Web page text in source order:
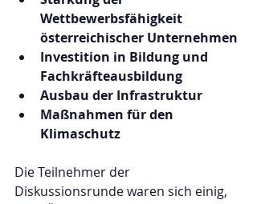
Wettbewerbsfähigkeit
österreichischer Unternehmen
Investition in Bildung und
Fachkräfteausbildung
Ausbau der Infrastruktur
Maßnahmen für den
Klimaschutz
Die Teilnehmer der
Diskussionsrunde waren sich einig,